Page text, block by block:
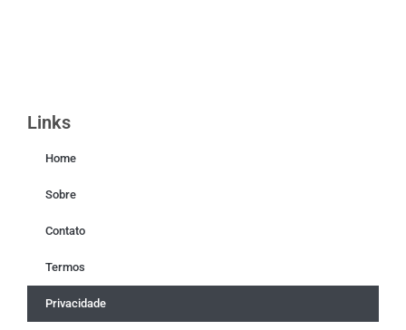
Links
Home
Sobre
Contato
Termos
Privacidade